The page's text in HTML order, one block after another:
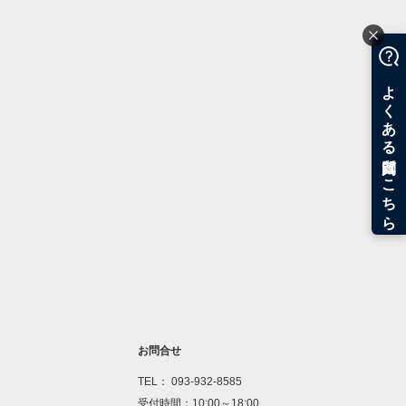
お問合せ
TEL： 093-932-8585
受付時間：10:00～18:00